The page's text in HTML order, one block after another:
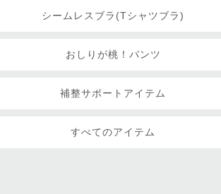
シームレスブラ(Tシャツブラ)
おしりが桃！パンツ
補整サポートアイテム
すべてのアイテム